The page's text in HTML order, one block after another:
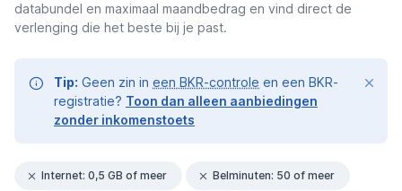
databundel en maximaal maandbedrag en vind direct de
verlenging die het beste bij je past.
Tip: Geen zin in een BKR-controle en een BKR-
registratie? Toon dan alleen aanbiedingen
zonder inkomenstoets
Internet: 0,5 GB of meer Belminuten: 50 of meer